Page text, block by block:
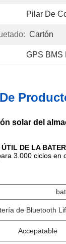
Pilar De
Cartón
GPS BMS
solar del
DE LA
3.000 ciclos
de Bluetooth
Accepatable